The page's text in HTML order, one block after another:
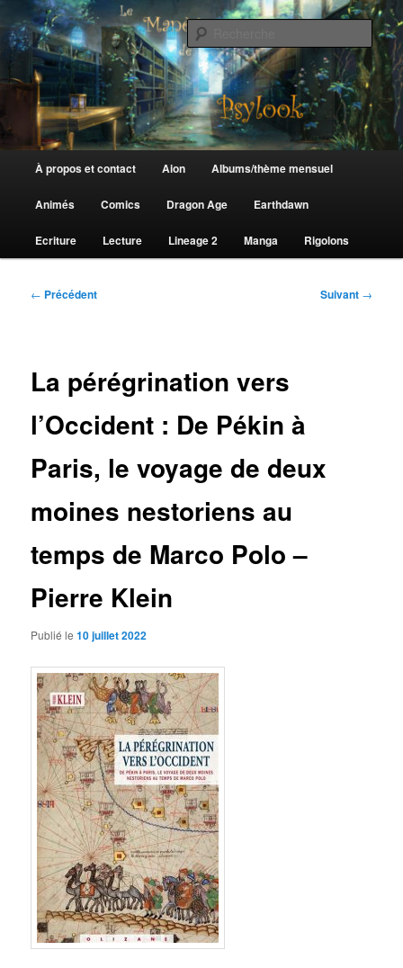
au
contenu
principalLe Manège de Psylook
principal
À propos et contact Aion Albums/thème mensuel
Animés Comics Dragon Age Earthdawn
Ecriture Lecture Lineage 2 Manga Rigolons
Navigation
← Précédent Suivant →
La pérégrination vers
l’Occident : De Pékin à
Paris, le voyage de deux
moines nestoriens au
temps de Marco Polo –
Pierre Klein
Publié le10 juillet 2022